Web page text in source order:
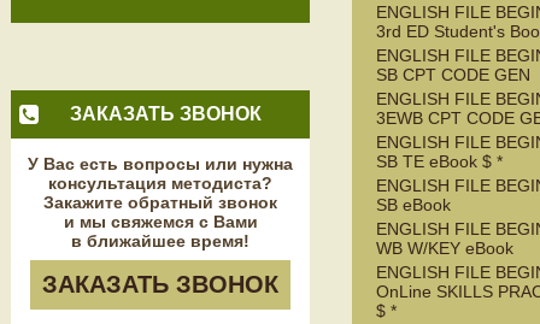
ЗАКАЗАТЬ ЗВОНОК
У Вас есть вопросы или нужна
консультация методиста?
Закажите обратный звонок
и мы свяжемся с Вами
в ближайшее время!
ЗАКАЗАТЬ ЗВОНОК
ENGLISH FILE
3rd ED Student's
ENGLISH FILE
SB CPT CODE GEN
ENGLISH FILE
3EWB CPT CODE
ENGLISH FILE
SB TE eBook $ *
ENGLISH FILE
SB eBook
ENGLISH FILE
WB W/KEY eBook
ENGLISH FILE
OnLine SKILLS
$ *